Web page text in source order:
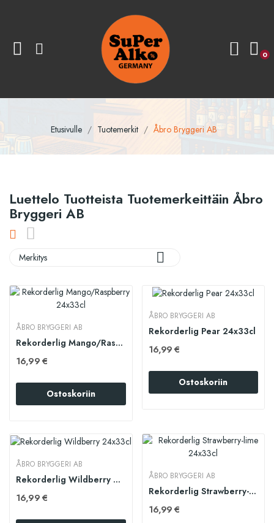
0
Etusivulle Tuotemerkit Åbro Bryggeri AB
Luettelo Tuotteista Tuotemerkeittäin Åbro
Bryggeri AB
Merkitys 
ÅBRO BRYGGERI AB
Rekorderlig Mango/Raspberry 24x33cl
16,99 €
Ostoskoriin
ÅBRO BRYGGERI AB
Rekorderlig Pear 24x33cl
16,99 €
Ostoskoriin
ÅBRO BRYGGERI AB
Rekorderlig Wildberry 24x33cl
16,99 €
ÅBRO BRYGGERI AB
Rekorderlig Strawberry-lime 24x33cl
16,99 €